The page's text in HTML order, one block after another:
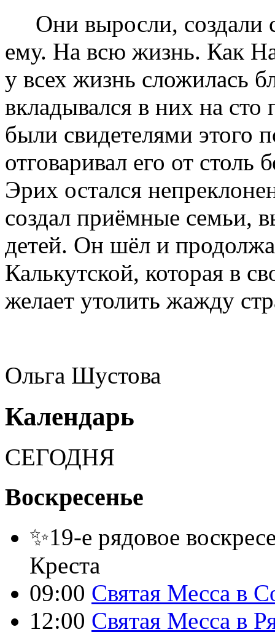
Они выросли, создали
ему. На всю жизнь. Как
у всех жизнь сложилась
вкладывался в них на
были свидетелями этого
отговаривал его от столь
Эрих остался
создал приёмные семьи,
детей. Он шёл и
Калькутской, которая в
желает утолить жажду
Ольга Шустова
Календарь
СЕГОДНЯ
Воскресенье
✨19-е рядовое
Креста
09:00 Святая Месса в
12:00 Святая Месса в